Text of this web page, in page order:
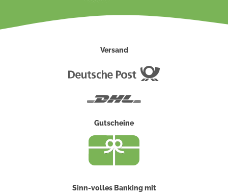
Versand
Gutscheine
Sinn-volles Banking mit